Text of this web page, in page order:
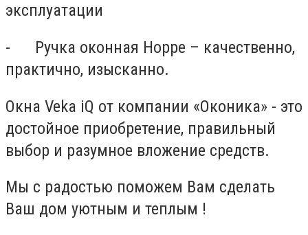
эксплуатации
- Ручка оконная Hoppe – качественно,
практично, изысканно.
Окна Veka iQ от компании «Оконика» - это
достойное приобретение, правильный
выбор и разумное вложение средств.
Мы с радостью поможем Вам сделать
Ваш дом уютным и теплым !